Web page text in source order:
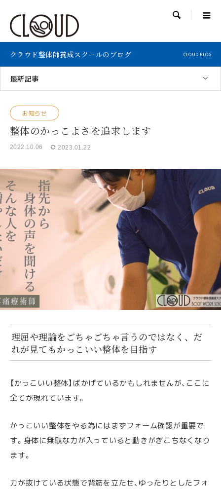

クラウド整体師養成スクールのブログ CLOUD BLOG
最新記事
お知らせ
整体のかっこよさを追求します
2022.10.06 2023.01.22
理屈や理論をごちゃごちゃ言うのではなく、だ
れが見てもかっこいい整体を目指す
【かっこいい整体】ばかげているかもしれませんが、ここに
全てが現れています。
かっこいい整体をやる為にはまずフォーム確認が重要で
す。身体に無駄な力が入っていると動きがぎこちなくなり
ます。
力が抜けている状態で背筋を立たせ、ゆったりとしたフォ